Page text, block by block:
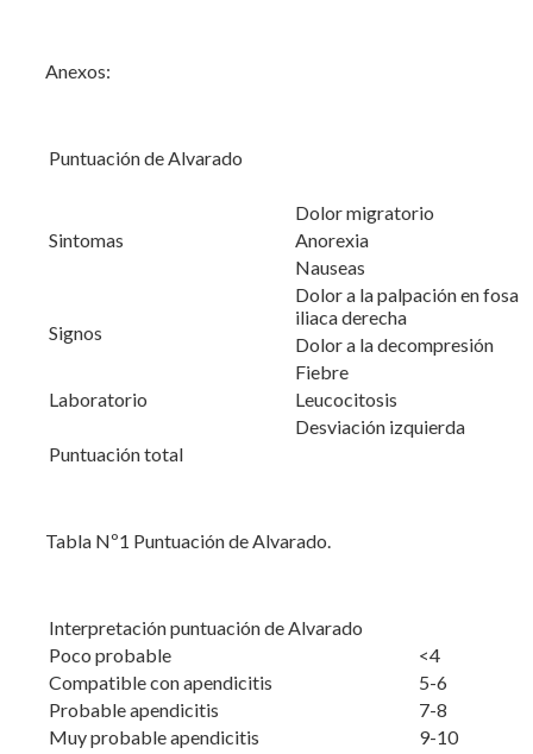
Anexos:
Puntuación de Alvarado
Sintomas
Dolor migratorio
Anorexia
Nauseas
Signos
Dolor a la palpación en fosa
iliaca derecha
Dolor a la decompresión
Fiebre
Laboratorio
Leucocitosis
Desviación izquierda
Puntuación total
Tabla Nº1 Puntuación de Alvarado.
Interpretación puntuación de Alvarado
Poco probable
<4
Compatible con apendicitis
5-6
Probable apendicitis
7-8
Muy probable apendicitis
9-10